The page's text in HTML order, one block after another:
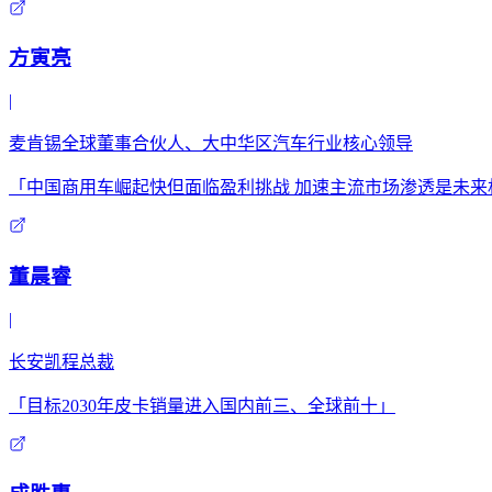
方寅亮
|
麦肯锡全球董事合伙人、大中华区汽车行业核心领导
「中国商用车崛起快但面临盈利挑战 加速主流市场渗透是未
董晨睿
|
长安凯程总裁
「目标2030年皮卡销量进入国内前三、全球前十」